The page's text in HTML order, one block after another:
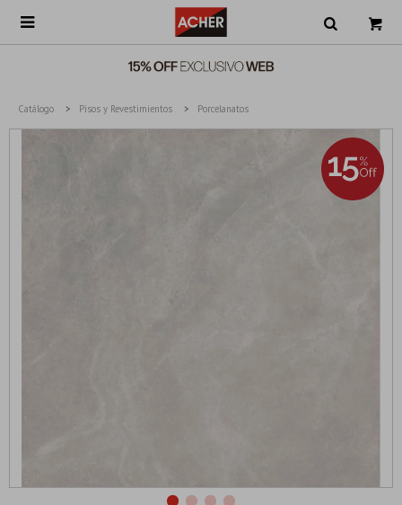

Catálogo Pisos y Revestimientos Porcelanatos